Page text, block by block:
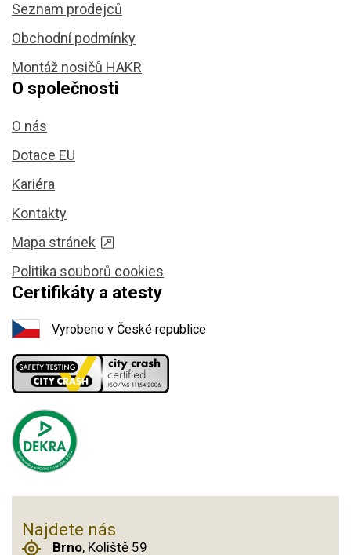
Seznam prodejců
Obchodní podmínky
Montáž nosičů HAKR
O společnosti
O nás
Dotace EU
Kariéra
Kontakty
Mapa stránek
Politika souborů cookies
Certifikáty a atesty
Vyrobeno v České republice
Najdete nás
Brno, Koliště 59